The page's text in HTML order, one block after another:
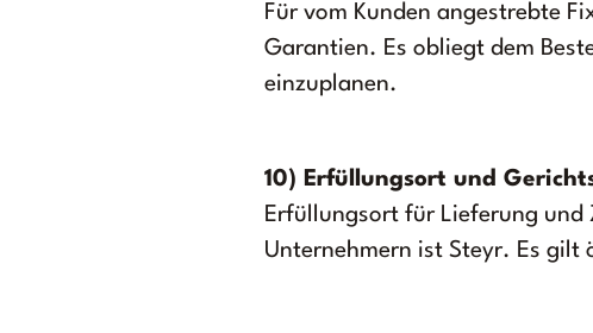
Für vom Kunden angestrebte
Garantien. Es obliegt dem
einzuplanen.
10) Erfüllungsort und
Erfüllungsort für Lieferung
Unternehmern ist Steyr. Es gilt